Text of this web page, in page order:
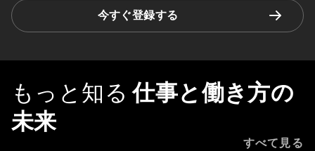
今すぐ登録する
もっと知る 仕事と働き方の
未来
すべて見る